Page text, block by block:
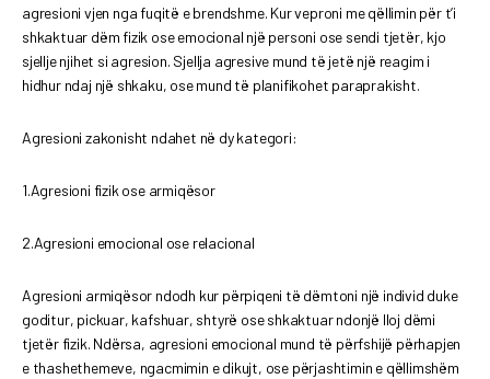
agresioni vjen nga fuqitë e brendshme. Kur veproni me qëllimin për t’i
shkaktuar dëm fizik ose emocional një personi ose sendi tjetër, kjo
sjellje njihet si agresion. Sjellja agresive mund të jetë një reagim i
hidhur ndaj një shkaku, ose mund të planifikohet paraprakisht.
Agresioni zakonisht ndahet në dy kategori:
1.Agresioni fizik ose armiqësor
2.Agresioni emocional ose relacional
Agresioni armiqësor ndodh kur përpiqeni të dëmtoni një individ duke
goditur, pickuar, kafshuar, shtyrë ose shkaktuar ndonjë lloj dëmi
tjetër fizik. Ndërsa, agresioni emocional mund të përfshijë përhapjen
e thashethemeve, ngacmimin e dikujt, ose përjashtimin e qëllimshëm